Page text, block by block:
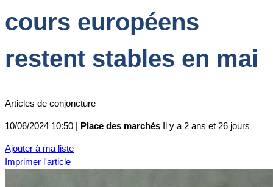
cours européens
restent stables en mai
Articles de conjoncture
10/06/2024 10:50 | Place des marchés Il y a 2 ans et 26 jours
Ajouter à ma liste
Imprimer l'article